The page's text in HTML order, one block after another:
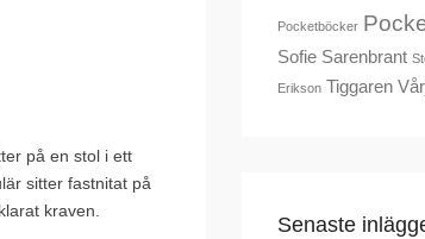
på en stol i ett
sitter fastnitat på
kraven.
Pocketböcker
Sofie Sarenbrant
Erikson Tiggaren
Senaste